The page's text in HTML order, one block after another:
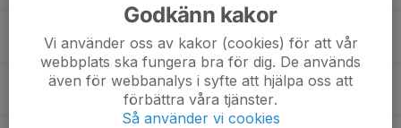
Godkänn kakor
Vi använder oss av kakor (cookies) för att vår
webbplats ska fungera bra för dig. De används
även för webbanalys i syfte att hjälpa oss att
förbättra våra tjänster.
Så använder vi cookies